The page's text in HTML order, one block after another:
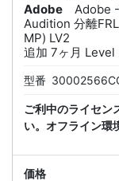
Adobe
Adobe
Audition 分離
MP) LV2
追加 7ヶ月
型番
ご利中のライセン
い。オフライン環